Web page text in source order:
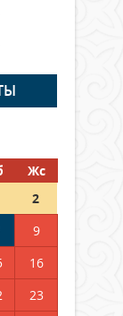
Жс
2
9
16
23